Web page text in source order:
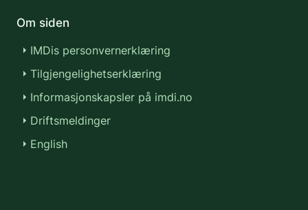
Om siden
IMDis personvernerklæring
Tilgjengelighetserklæring
Informasjonskapsler på imdi.no
Driftsmeldinger
English